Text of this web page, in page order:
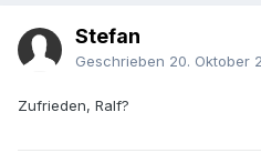
Stefan
Geschrieben 20. Oktober
Zufrieden, Ralf?